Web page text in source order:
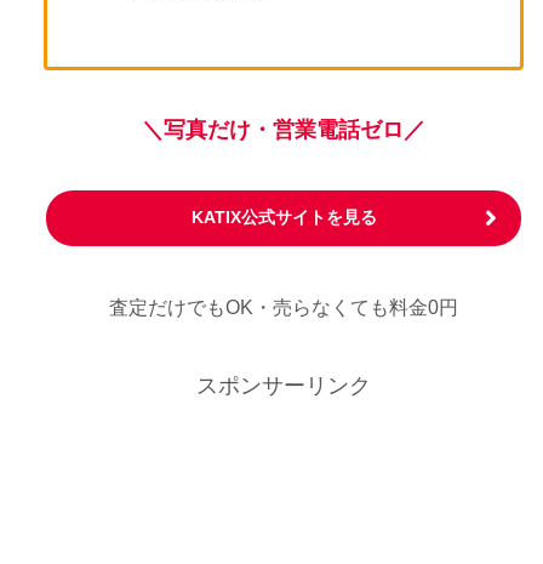
＼写真だけ・営業電話ゼロ／
KATIX公式サイトを見る
査定だけでもOK・売らなくても料金0円
スポンサーリンク